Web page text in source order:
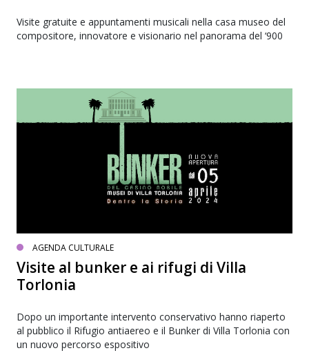
Visite gratuite e appuntamenti musicali nella casa museo del
compositore, innovatore e visionario nel panorama del ‘900
AGENDA CULTURALE
Visite al bunker e ai rifugi di Villa
Torlonia
Dopo un importante intervento conservativo hanno riaperto
al pubblico il Rifugio antiaereo e il Bunker di Villa Torlonia con
un nuovo percorso espositivo